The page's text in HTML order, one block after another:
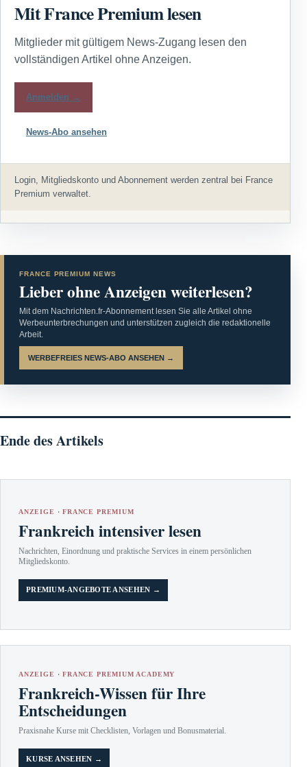
Mit France Premium lesen
Mitglieder mit gültigem News-Zugang lesen den
vollständigen Artikel ohne Anzeigen.
Anmelden →
News-Abo ansehen
Login, Mitgliedskonto und Abonnement werden zentral bei France
Premium verwaltet.
FRANCE PREMIUM NEWS
Lieber ohne Anzeigen weiterlesen?
Mit dem Nachrichten.fr-Abonnement lesen Sie alle Artikel ohne
Werbeunterbrechungen und unterstützen zugleich die redaktionelle
Arbeit.
WERBEFREIES NEWS-ABO ANSEHEN →
Ende des Artikels
ANZEIGE · FRANCE PREMIUM
Frankreich intensiver lesen
Nachrichten, Einordnung und praktische Services in einem persönlichen
Mitgliedskonto.
PREMIUM-ANGEBOTE ANSEHEN →
ANZEIGE · FRANCE PREMIUM ACADEMY
Frankreich-Wissen für Ihre
Entscheidungen
Praxisnahe Kurse mit Checklisten, Vorlagen und Bonusmaterial.
KURSE ANSEHEN →